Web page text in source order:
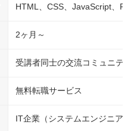
HTML、CSS、JavaScript、
2ヶ月～
受講者同士の交流コミュニティ
無料転職サービス
IT企業（システムエンジニア/